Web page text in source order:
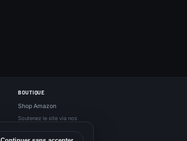
BOUTIQUE
Shop Amazon
Soutenez le site via nos
surcoût.